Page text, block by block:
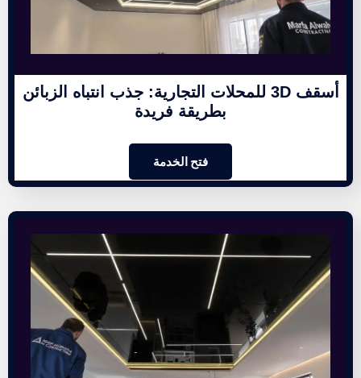
أسقف 3D للمحلات التجارية: جذب انتباه الزبائن
بطريقة فريدة
فتح الخدمة